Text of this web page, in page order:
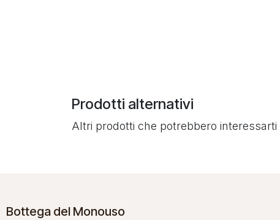
Prodotti alternativi
Altri prodotti che potrebbero interessarti
Bottega del Monouso